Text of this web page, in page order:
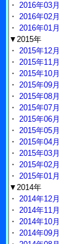
・ 2016年03月
・ 2016年02月
・ 2016年01月
▼2015年
・ 2015年12月
・ 2015年11月
・ 2015年10月
・ 2015年09月
・ 2015年08月
・ 2015年07月
・ 2015年06月
・ 2015年05月
・ 2015年04月
・ 2015年03月
・ 2015年02月
・ 2015年01月
▼2014年
・ 2014年12月
・ 2014年11月
・ 2014年10月
・ 2014年09月